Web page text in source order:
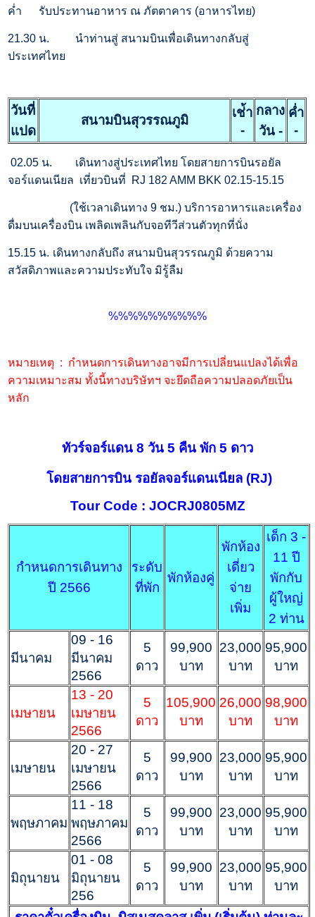
ค่ำ รับประทานอาหาร ณ ภัตตาคาร (อาหารไทย)
21.30 น.
นำท่านสู่ สนามบินเพื่อเดินทางกลับสู่
ประเทศไทย
วันที่
แปด
สนามบินสุวรรณภูมิ
เช่้า
-
กลาง
วัน -
ค่ำ
-
02.05 น.
เดินทางสู่ประเทศไทย โดยสายการบินรอยัล
จอร์แดนเนียล เที่ยวบินที่ RJ 182 AMM BKK 02.15-15.15
(ใช้เวลาเดินทาง 9 ชม.) บริการอาหารและเครื่อง
ดื่มบนเครื่องบิน เพลิดเพลินกับจอทีวีส่วนตัวทุกที่นั่ง
15.15 น. เดินทางกลับถึง สนามบินสุวรรณภูมิ ด้วยความ
สวัสดิภาพและความประทับใจ มิรู้ลืม
%%%%%%%%%%
หมายเหตุ : กำหนดการเดินทางอาจมีการเปลี่ยนแปลงได้เพื่อ
ความเหมาะสม ทั้งนี้ทางบริษัทฯ จะยึดถือความปลอดภัยเป็น
หลัก
ทัวร์จอร์แดน 8 วัน 5 คืน พัก 5 ดาว
โดยสายการบิน รอยัลจอร์แดนเนียล (RJ)
Tour Code : JOCRJ0805MZ
กำหนดการเดินทาง
ปี 2566
ระดับ
ที่พัก
พักห้องคู่
พักห้อง
เดี่ยว
จ่าย
เพิ่ม
เด็ก 3 -
11 ปี
พักกับ
ผู้ใหญ่
2 ท่าน
มีนาคม
09 - 16
มีนาคม
2566
5
ดาว
99,900
บาท
23,000
บาท
95,900
บาท
เมษายน
13 - 20
เมษายน
2566
5
ดาว
105,900
บาท
26,000
บาท
98,900
บาท
เมษายน
20 - 27
เมษายน
2566
5
ดาว
99,900
บาท
23,000
บาท
95,900
บาท
พฤษภาคม
11 - 18
พฤษภาคม
2566
5
ดาว
99,900
บาท
23,000
บาท
95,900
บาท
มิถุนายน
01 - 08
มิถุนายน
256
5
ดาว
99,900
บาท
23,000
บาท
95,900
บาท